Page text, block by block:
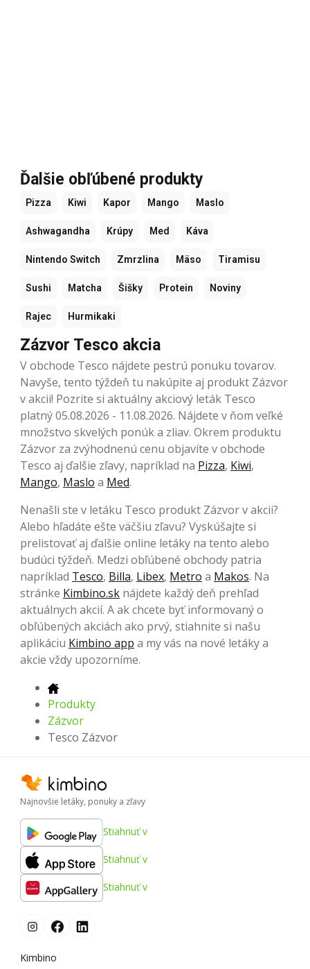
Ďalšie obľúbené produkty
Pizza Kiwi Kapor Mango Maslo
Ashwagandha Krúpy Med Káva
Nintendo Switch Zmrzlina Mäso Tiramisu
Sushi Matcha Šišky Protein Noviny
Rajec Hurmikaki
Zázvor Tesco akcia
V obchode Tesco nájdete pestrú ponuku tovarov.
Navyše, tento týždeň tu nakúpite aj produkt Zázvor
v akcii! Pozrite si aktuálny akciový leták Tesco
platný 05.08.2026 - 11.08.2026. Nájdete v ňom veľké
množstvo skvelých ponúk a zliav. Okrem produktu
Zázvor za zvýhodnenú cenu objavíte v obchode
Tesco aj ďalšie zľavy, napríklad na Pizza, Kiwi,
Mango, Maslo a Med.
Nenašli ste v letáku Tesco produkt Zázvor v akcii?
Alebo hľadáte ešte väčšiu zľavu? Vyskúšajte si
prelistovať aj ďalšie online letáky na tento alebo
budúci týždeň. Medzi obľúbené obchody patria
napríklad Tesco, Billa, Libex, Metro a Makos. Na
stránke Kimbino.sk nájdete každý deň prehľad
aktuálnych akcií. A ak chcete byť informovaný o
obľúbených akciách ako prvý, stiahnite si našu
aplikáciu Kimbino app a my vás na nové letáky a
akcie vždy upozorníme.
Produkty
Zázvor
Tesco Zázvor
Najnovšie letáky, ponuky a zľavy
Stiahnuť v
Stiahnuť v
Stiahnuť v
Kimbino